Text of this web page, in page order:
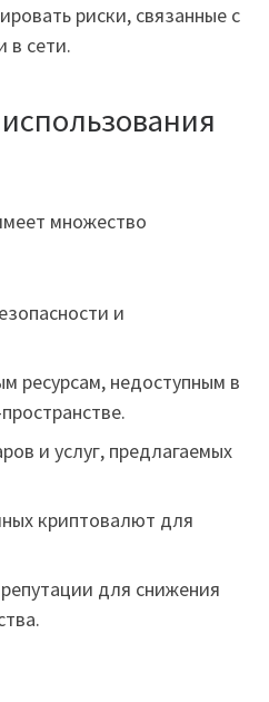
риски, связанные с
в сети.
множество
и
ресурсам, недоступным в
и услуг, предлагаемых
криптовалют для
для снижения